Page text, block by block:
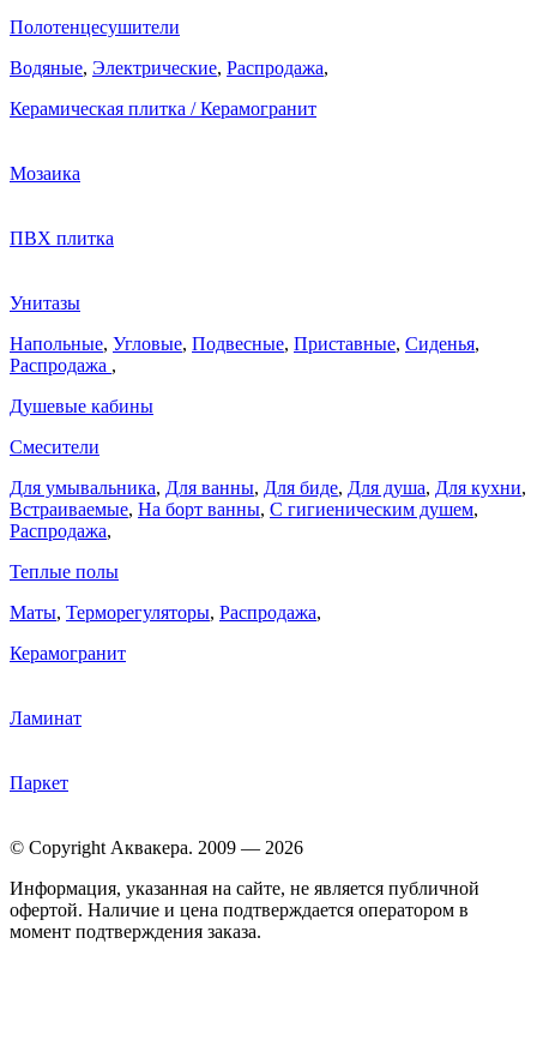
Полотенцесушители
Водяные, Электрические, Распродажа,
Керамическая плитка / Керамогранит
Мозаика
ПВХ плитка
Унитазы
Напольные, Угловые, Подвесные, Приставные, Сиденья,
Распродажа ,
Душевые кабины
Смесители
Для умывальника, Для ванны, Для биде, Для душа, Для кухни,
Встраиваемые, На борт ванны, C гигиеническим душем,
Распродажа,
Теплые полы
Маты, Терморегуляторы, Распродажа,
Керамогранит
Ламинат
Паркет
© Copyright Аквакера. 2009 — 2026
Информация, указанная на сайте, не является публичной
офертой. Наличие и цена подтверждается оператором в
момент подтверждения заказа.